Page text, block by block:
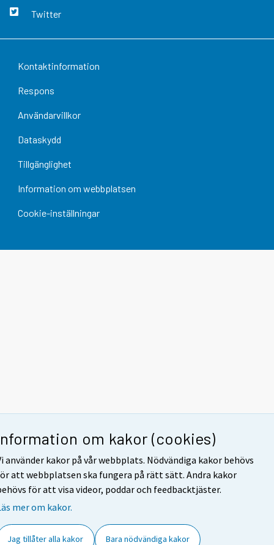
om kakor (cookies)
använder kakor på vår webbplats. Nödvändiga kakor behövs
att webbplatsen ska fungera på rätt sätt. Andra kakor
för att visa videor, poddar och feedbacktjäster.
mer om kakor.
Jag tillåter alla kakor Bara nödvändiga kakor
Twitter
Kontaktinformation
Respons
Användarvillkor
Dataskydd
Tillgänglighet
Information om webbplatsen
Cookie-inställningar